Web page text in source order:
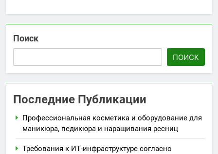
Поиск
ПОИСК
Последние Публикации
Профессиональная косметика и оборудование для
маникюра, педикюра и наращивания ресниц
Требования к ИТ-инфраструктуре согласно